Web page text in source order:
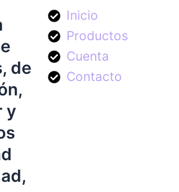
de
y
Inicio
Productos
Cuenta
Contacto